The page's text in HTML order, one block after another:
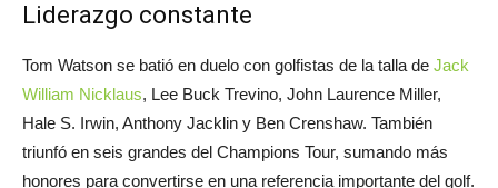
Liderazgo constante
Tom Watson se batió en duelo con golfistas de la talla de Jack
William Nicklaus, Lee Buck Trevino, John Laurence Miller,
Hale S. Irwin, Anthony Jacklin y Ben Crenshaw. También
triunfó en seis grandes del Champions Tour, sumando más
honores para convertirse en una referencia importante del golf.